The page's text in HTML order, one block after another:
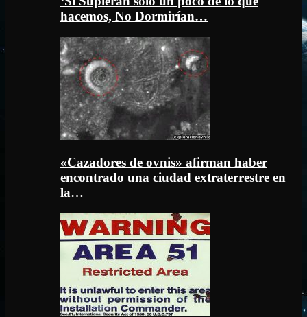
hacemos, No Dormirían…
«Cazadores de ovnis» afirman haber
encontrado una ciudad extraterrestre en
la…